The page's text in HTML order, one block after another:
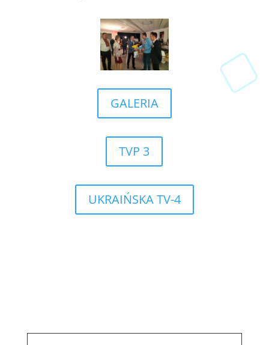
GALERIA
TVP 3
UKRAIŃSKA TV-4